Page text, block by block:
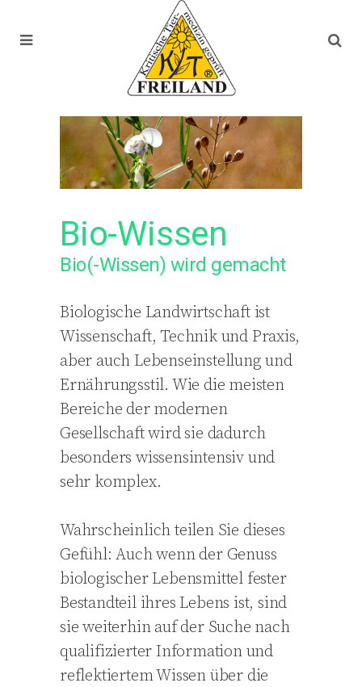
Bio-Wissen
Bio(-Wissen) wird gemacht
Biologische Landwirtschaft ist
Wissenschaft, Technik und Praxis,
aber auch Lebenseinstellung und
Ernährungsstil. Wie die meisten
Bereiche der modernen
Gesellschaft wird sie dadurch
besonders wissensintensiv und
sehr komplex.
Wahrscheinlich teilen Sie dieses
Gefühl: Auch wenn der Genuss
biologischer Lebensmittel fester
Bestandteil ihres Lebens ist, sind
sie weiterhin auf der Suche nach
qualifizierter Information und
reflektiertem Wissen über die